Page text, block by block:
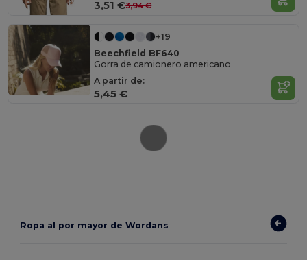
3,51 €3,94 €
+19
Beechfield BF640
Gorra de camionero americano
A partir de:
5,45 €
Ropa al por mayor de Wordans